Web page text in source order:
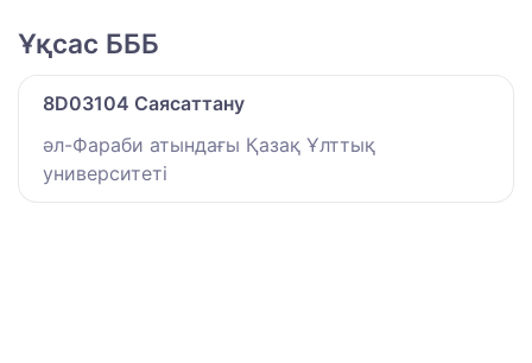
Ұқсас БББ
8D03104 Саясаттану
әл-Фараби атындағы Қазақ Ұлттық
университеті